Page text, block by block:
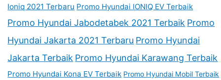
Ioniq 2021 Terbaru Promo Hyundai IONIQ EV Terbaik
Promo Hyundai Jabodetabek 2021 Terbaik Promo
Hyundai Jakarta 2021 Terbaru Promo Hyundai
Jakarta Terbaik Promo Hyundai Karawang Terbaik
Promo Hyundai Kona EV Terbaik Promo Hyundai Mobil Terbaik